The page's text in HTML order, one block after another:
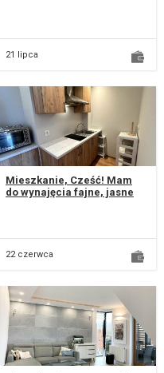
21 lipca
Mieszkanie, Cześć! Mam
do wynajęcia fajne, jasne
22 czerwca